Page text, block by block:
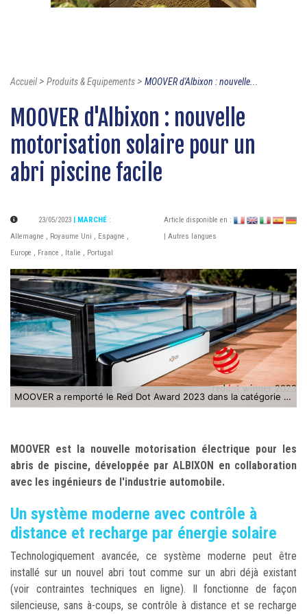
Accueil> Produits & Equipements> MOOVER d'Albixon : nouvelle...
MOOVER d'Albixon : nouvelle
motorisation solaire pour un
abri piscine facile
23/05/2023 | MARCHÉ :
Allemagne , Royaume Uni , Espagne ,
Europe , France , Italie , Portugal
Article disponible en :
| Autres langues
MOOVER a remporté le Red Dot Award 2023 dans la catégorie Product Design
MOOVER est la nouvelle motorisation électrique pour les
abris de piscine, développée par ALBIXON en collaboration
avec les ingénieurs de l'industrie automobile.
Un système moderne avec contrôle à
distance et recharge par énergie solaire
Technologiquement avancée, ce système moderne peut être
installé sur un nouvel abri tout comme sur un abri déjà existant
(voir contraintes techniques en ligne). Il fonctionne de façon
silencieuse, sans à-coups, se contrôle à distance et se recharge